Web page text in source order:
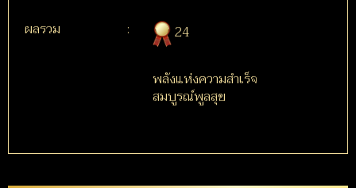
ผลรวม
: 24
พลังแห่งความสำเร็จ
สมบูรณ์พูลสุข